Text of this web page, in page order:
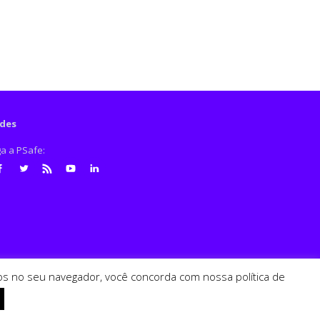
a PSafe:
no seu navegador, você concorda com nossa política de